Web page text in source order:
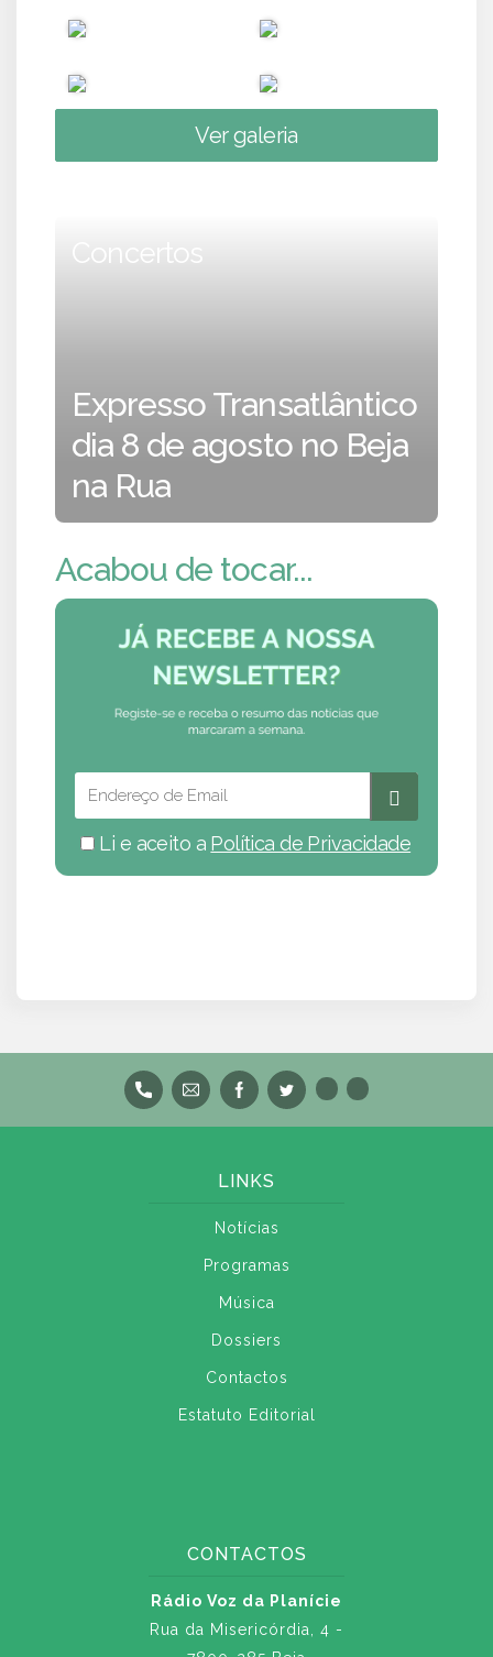
Ver galeria
Concertos
Expresso Transatlântico
dia 8 de agosto no Beja
na Rua
Acabou de tocar...
Li e aceito a Política de Privacidade
LINKS
Notícias
Programas
Música
Dossiers
Contactos
Estatuto Editorial
CONTACTOS
Rádio Voz da Planície
Rua da Misericórdia, 4 -